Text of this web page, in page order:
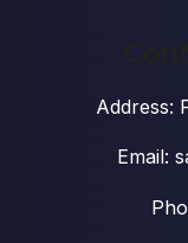
Address:
Email: